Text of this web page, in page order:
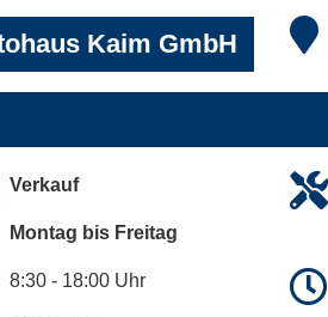
Kaim GmbH
Verkauf
Montag bis Freitag
8:30 - 18:00 Uhr